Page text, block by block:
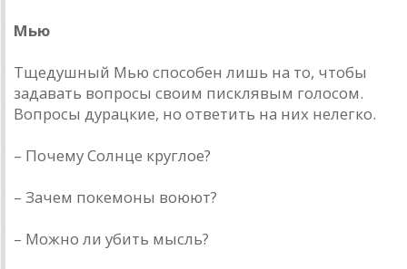
Мью
Тщедушный Мью способен лишь на то, чтобы
задавать вопросы своим писклявым голосом.
Вопросы дурацкие, но ответить на них нелегко.
– Почему Солнце круглое?
– Зачем покемоны воюют?
– Можно ли убить мысль?